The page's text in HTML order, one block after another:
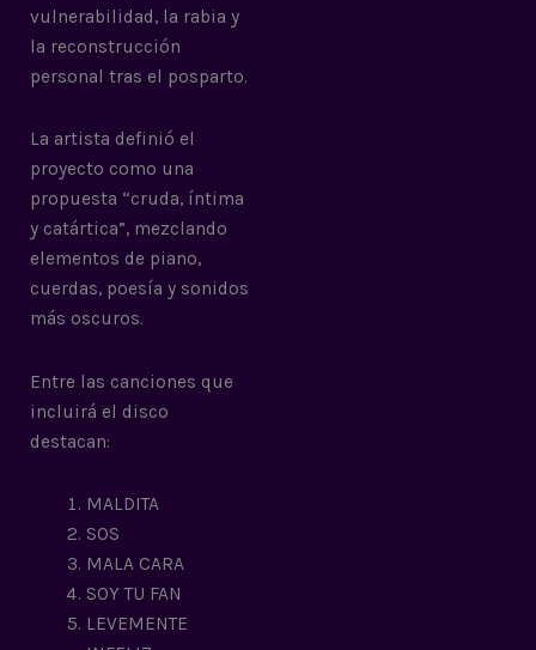
vulnerabilidad, la rabia y
la reconstrucción
personal tras el posparto.
La artista definió el
proyecto como una
propuesta “cruda, íntima
y catártica”, mezclando
elementos de piano,
cuerdas, poesía y sonidos
más oscuros.
Entre las canciones que
incluirá el disco
destacan:
MALDITA
SOS
MALA CARA
SOY TU FAN
LEVEMENTE